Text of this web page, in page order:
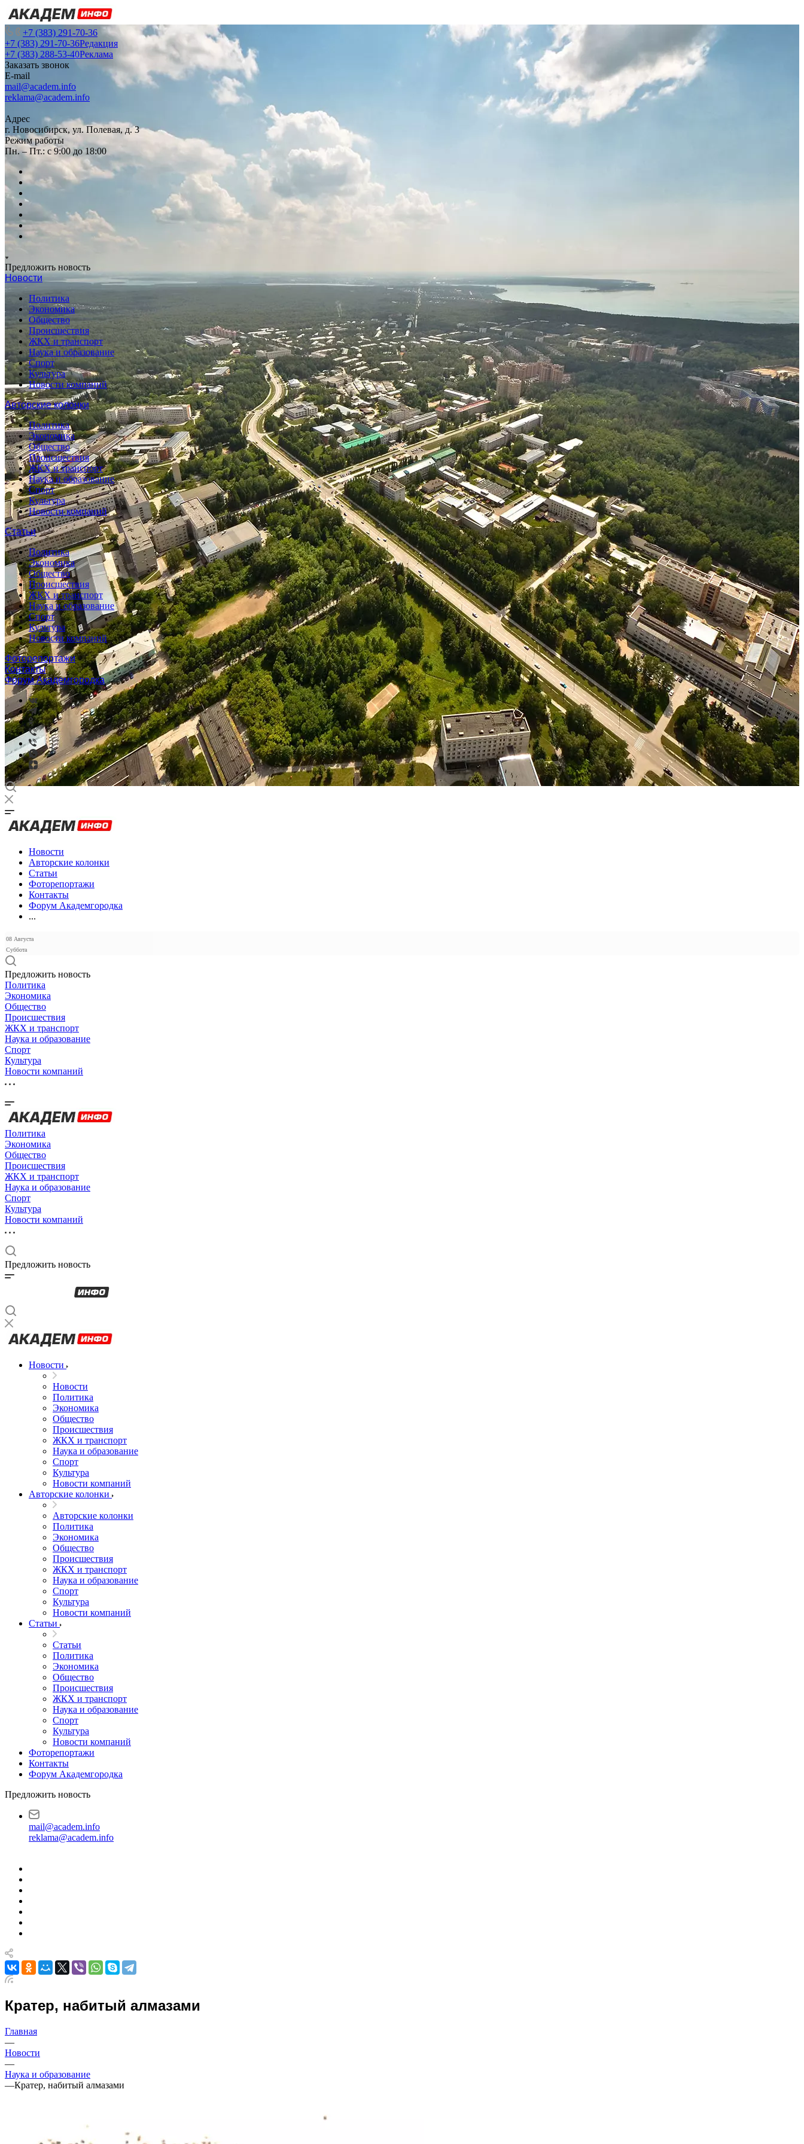
+7 (383) 291-70-36
+7 (383) 291-70-36Редакция
+7 (383) 288-53-40Реклама
Заказать звонок
E-mail
mail@academ.info
reklama@academ.info
Адрес
г. Новосибирск, ул. Полевая, д. 3
Режим работы
Пн. – Пт.: с 9:00 до 18:00
Предложить новость
Новости
Политика
Экономика
Общество
Происшествия
ЖКХ и транспорт
Наука и образование
Спорт
Культура
Новости компаний
Авторские колонки
Политика
Экономика
Общество
Происшествия
ЖКХ и транспорт
Наука и образование
Спорт
Культура
Новости компаний
Статьи
Политика
Экономика
Общество
Происшествия
ЖКХ и транспорт
Наука и образование
Спорт
Культура
Новости компаний
Фоторепортажи
Контакты
Форум Академгородка
Новости
Авторские колонки
Статьи
Фоторепортажи
Контакты
Форум Академгородка
...
08 Августа
Суббота
Предложить новость
Политика
Экономика
Общество
Происшествия
ЖКХ и транспорт
Наука и образование
Спорт
Культура
Новости компаний
Политика
Экономика
Общество
Происшествия
ЖКХ и транспорт
Наука и образование
Спорт
Культура
Новости компаний
Предложить новость
Новости
Новости
Политика
Экономика
Общество
Происшествия
ЖКХ и транспорт
Наука и образование
Спорт
Культура
Новости компаний
Авторские колонки
Авторские колонки
Политика
Экономика
Общество
Происшествия
ЖКХ и транспорт
Наука и образование
Спорт
Культура
Новости компаний
Статьи
Статьи
Политика
Экономика
Общество
Происшествия
ЖКХ и транспорт
Наука и образование
Спорт
Культура
Новости компаний
Фоторепортажи
Контакты
Форум Академгородка
Предложить новость
mail@academ.info
reklama@academ.info
Кратер, набитый алмазами
Главная
—
Новости
—
Наука и образование
—Кратер, набитый алмазами